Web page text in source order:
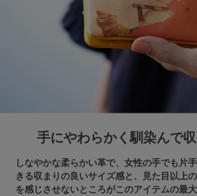
手にやわらかく馴染んで
しなやかな柔らかい革で、女性の手でも片
きる収まりの良いサイズ感と、見た目以上
を感じさせないところがこのアイテムの最